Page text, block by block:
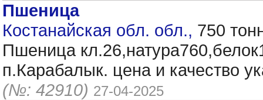
Пшеница
Костанайская обл. обл., 750
Пшеница
п.Карабалык. цена и качество
(№: 42910) 27-04-2025